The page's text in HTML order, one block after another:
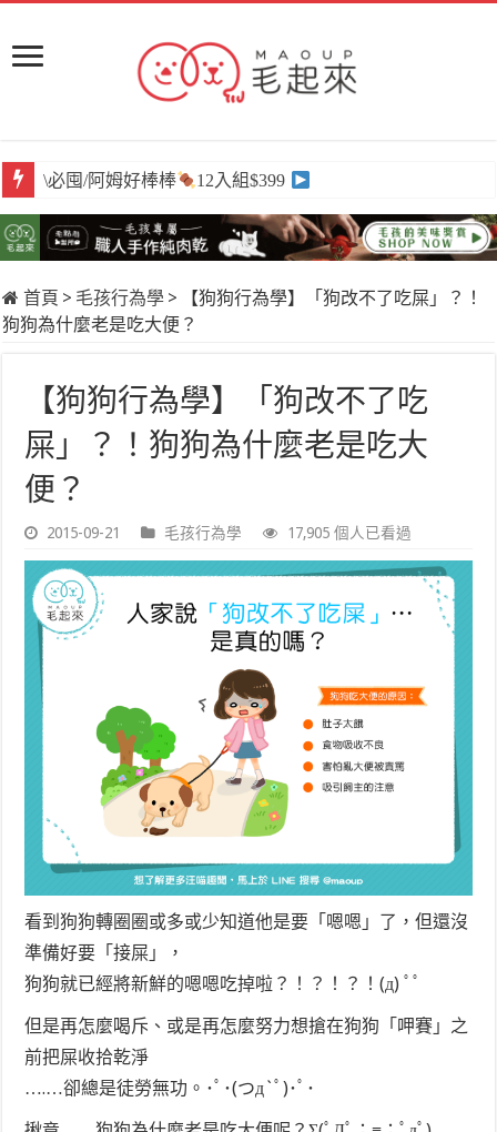
\必囤/阿姆好棒棒 12入組$399
首頁 > 毛孩行為學 >
【狗狗行為學】「狗改不了吃屎」？！
狗狗為什麼老是吃大便？
【狗狗行為學】「狗改不了吃
屎」？！狗狗為什麼老是吃大
便？
2015-09-21 毛孩行為學 17,905 個人已看過
看到狗狗轉圈圈或多或少知道他是要「嗯嗯」了，但還沒
準備好要「接屎」，
狗狗就已經將新鮮的嗯嗯吃掉啦？！？！？！(д) ﾟﾟ
但是再怎麼喝斥、或是再怎麼努力想搶在狗狗「呷賽」之
前把屎收拾乾淨
….…卻總是徒勞無功。･ﾟ･(つд`ﾟ)･ﾟ･